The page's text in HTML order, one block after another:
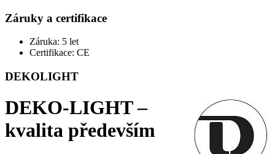
Záruky a certifikace
Záruka: 5 let
Certifikace: CE
DEKOLIGHT
DEKO-LIGHT –
kvalita především